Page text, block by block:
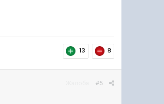
13 8
#5